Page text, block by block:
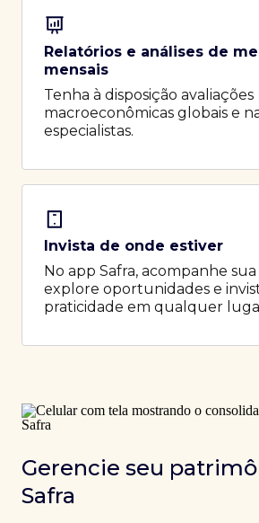
Relatórios e análises de
mensais
Tenha à disposição avaliações
macroeconômicas globais e
especialistas.
Invista de onde estiver
No app Safra, acompanhe
explore oportunidades e
praticidade em qualquer
Gerencie seu
Safra